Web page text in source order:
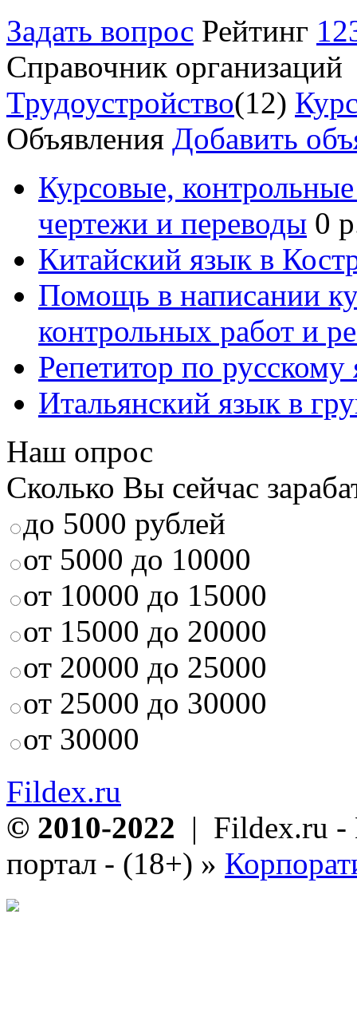
Задать вопрос Рейтинг
Справочник организаций
Трудоустройство(12)
Объявления Добавить
Курсовые,
чертежи и переводы 0
Китайский язык в
Помощь в написании
контрольных работ и
Репетитор по русскому
Итальянский язык в
Наш опрос
Сколько Вы сейчас
до 5000 рублей
от 5000 до 10000
от 10000 до 15000
от 15000 до 20000
от 20000 до 25000
от 25000 до 30000
от 30000
Fildex.ru
© 2010-2022 | Fildex.ru -
портал - (18+) »